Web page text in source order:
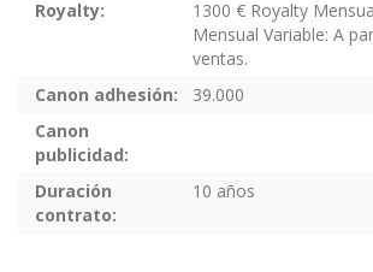
Royalty:
1300 € Royalty
Mensual Variable: A
ventas.
Canon adhesión:
39.000
Canon
publicidad:
Duración
contrato:
10 años